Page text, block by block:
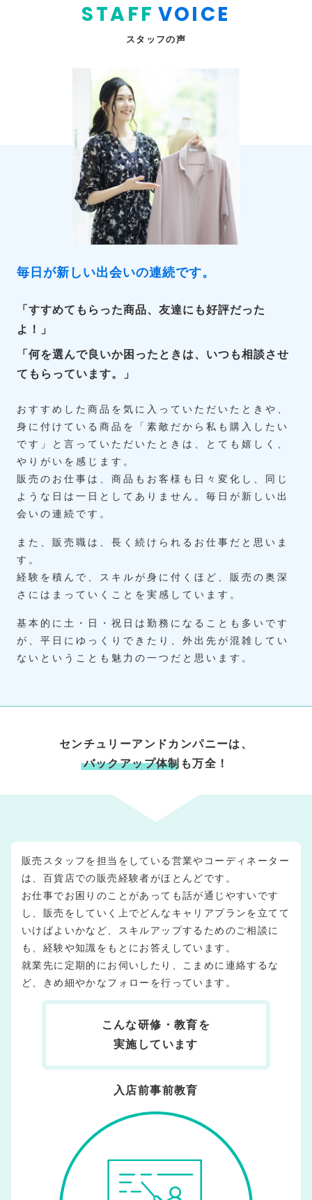
STAFF VOICE
スタッフの声
毎日が新しい出会いの連続です。
「すすめてもらった商品、友達にも好評だった
よ！」
「何を選んで良いか困ったときは、いつも相談させ
てもらっています。」
おすすめした商品を気に入っていただいたときや、
身に付けている商品を「素敵だから私も購入したい
です」と言っていただいたときは、とても嬉しく、
やりがいを感じます。
販売のお仕事は、商品もお客様も日々変化し、同じ
ような日は一日としてありません。毎日が新しい出
会いの連続です。
また、販売職は、長く続けられるお仕事だと思いま
す。
経験を積んで、スキルが身に付くほど、販売の奥深
さにはまっていくことを実感しています。
基本的に土・日・祝日は勤務になることも多いです
が、平日にゆっくりできたり、外出先が混雑してい
ないということも魅力の一つだと思います。
センチュリーアンドカンパニーは、
バックアップ体制 も万全！
販売スタッフを担当をしている営業やコーディネーター
は、百貨店での販売経験者がほとんどです。
お仕事でお困りのことがあっても話が通じやすいです
し、販売をしていく上でどんなキャリアプランを立てて
いけばよいかなど、スキルアップするためのご相談に
も、経験や知識をもとにお答えしています。
就業先に定期的にお伺いしたり、こまめに連絡するな
ど、きめ細やかなフォローを行っています。
こんな研修・教育を
実施しています
入店前事前教育